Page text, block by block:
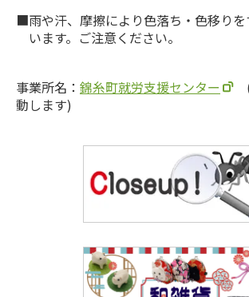
雨や汗、摩擦により色落ち・色移り
います。ご注意ください。
事業所名： 錦糸町就労支援センター
動します)